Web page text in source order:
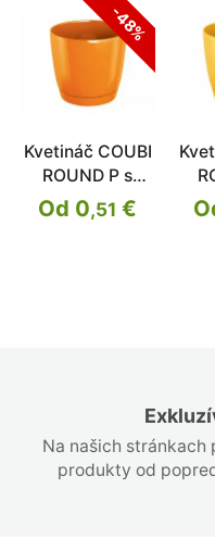
Na našich
produkty od
-48%
Kvetináč COUBI
ROUND P s
miskou
Od 0,51 €